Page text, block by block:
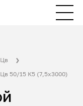
50/15 К5 (7,5х3000)